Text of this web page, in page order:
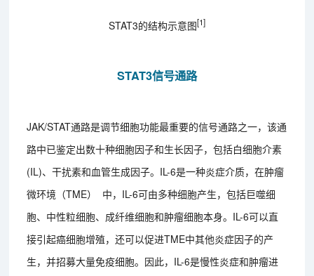
STAT3的结构示意图[1]
STAT3信号通路
JAK/STAT通路是调节细胞功能最重要的信号通路之一，该通
路中已鉴定出数十种细胞因子和生长因子，包括白细胞介素
(IL)、干扰素和血管生成因子。IL-6是一种炎症介质，在肿瘤
微环境（TME） 中，IL-6可由多种细胞产生，包括巨噬细
胞、中性粒细胞、成纤维细胞和肿瘤细胞本身。IL-6可以直
接引起癌细胞增殖，还可以促进TME中其他炎症因子的产
生，并招募大量免疫细胞。因此，IL-6是慢性炎症和肿瘤进